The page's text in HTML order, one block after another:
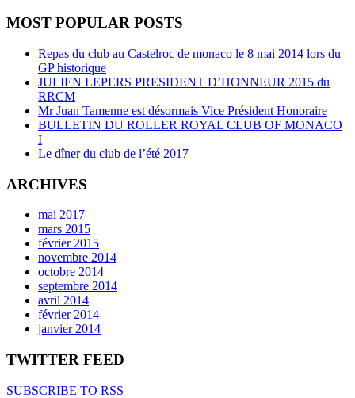
MOST POPULAR POSTS
Repas du club au Castelroc de monaco le 8 mai 2014 lors du
GP historique
JULIEN LEPERS PRESIDENT D’HONNEUR 2015 du
RRCM
Mr Juan Tamenne est désormais Vice Président Honoraire
BULLETIN DU ROLLER ROYAL CLUB OF MONACO
I
Le dîner du club de l’été 2017
ARCHIVES
mai 2017
mars 2015
février 2015
novembre 2014
octobre 2014
septembre 2014
avril 2014
février 2014
janvier 2014
TWITTER FEED
SUBSCRIBE TO RSS